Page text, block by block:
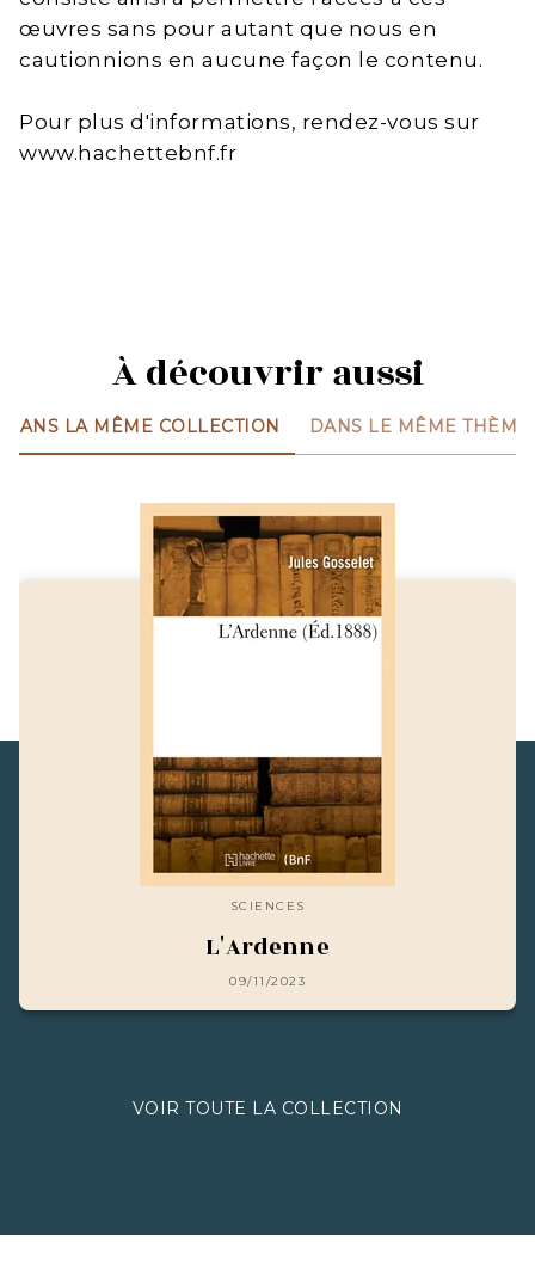
œuvres sans pour autant que nous en
cautionnions en aucune façon le contenu.
Pour plus d'informations, rendez-vous sur
www.hachettebnf.fr
À découvrir aussi
DANS LA MÊME COLLECTION DANS LE MÊME THÈME
SCIENCES
L'Ardenne
09/11/2023
VOIR TOUTE LA COLLECTION